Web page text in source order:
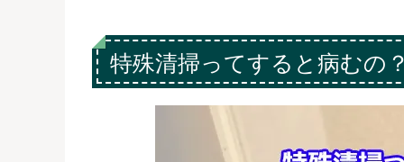
特殊清掃ってすると病むの